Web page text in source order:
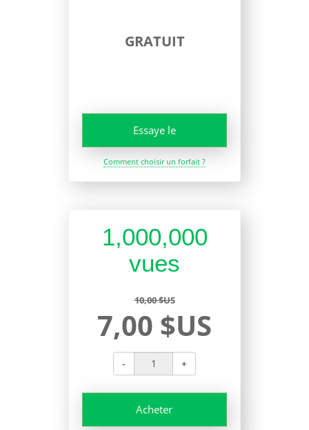
GRATUIT
Essaye le
Comment choisir un forfait ?
1,000,000
vues
10,00 $US
7,00 $US
- +
Acheter